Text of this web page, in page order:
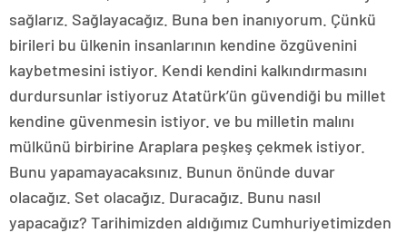
sağlarız. Sağlayacağız. Buna ben inanıyorum. Çünkü
birileri bu ülkenin insanlarının kendine özgüvenini
kaybetmesini istiyor. Kendi kendini kalkındırmasını
durdursunlar istiyoruz Atatürk’ün güvendiği bu millet
kendine güvenmesin istiyor. ve bu milletin malını
mülkünü birbirine Araplara peşkeş çekmek istiyor.
Bunu yapamayacaksınız. Bunun önünde duvar
olacağız. Set olacağız. Duracağız. Bunu nasıl
yapacağız? Tarihimizden aldığımız Cumhuriyetimizden